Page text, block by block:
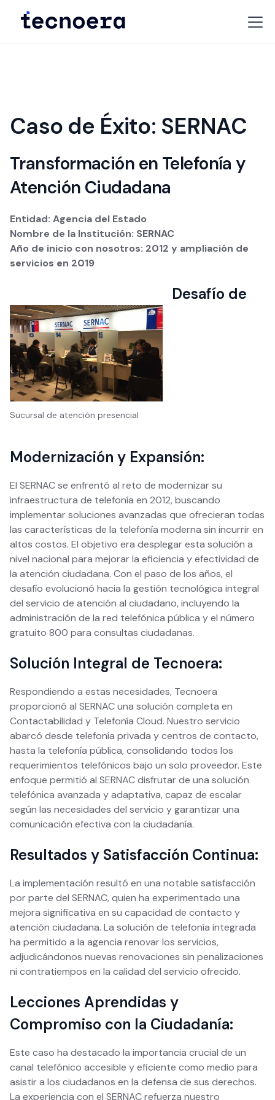
Caso de Éxito: SERNAC
Transformación en Telefonía y
Atención Ciudadana
Entidad: Agencia del Estado
Nombre de la Institución: SERNAC
Año de inicio con nosotros: 2012 y ampliación de
servicios en 2019
Sucursal de atención presencial
Desafío de
Modernización y Expansión:
El SERNAC se enfrentó al reto de modernizar su
infraestructura de telefonía en 2012, buscando
implementar soluciones avanzadas que ofrecieran todas
las características de la telefonía moderna sin incurrir en
altos costos. El objetivo era desplegar esta solución a
nivel nacional para mejorar la eficiencia y efectividad de
la atención ciudadana. Con el paso de los años, el
desafío evolucionó hacia la gestión tecnológica integral
del servicio de atención al ciudadano, incluyendo la
administración de la red telefónica pública y el número
gratuito 800 para consultas ciudadanas.
Solución Integral de Tecnoera:
Respondiendo a estas necesidades, Tecnoera
proporcionó al SERNAC una solución completa en
Contactabilidad y Telefonía Cloud. Nuestro servicio
abarcó desde telefonía privada y centros de contacto,
hasta la telefonía pública, consolidando todos los
requerimientos telefónicos bajo un solo proveedor. Este
enfoque permitió al SERNAC disfrutar de una solución
telefónica avanzada y adaptativa, capaz de escalar
según las necesidades del servicio y garantizar una
comunicación efectiva con la ciudadanía.
Resultados y Satisfacción Continua:
La implementación resultó en una notable satisfacción
por parte del SERNAC, quien ha experimentado una
mejora significativa en su capacidad de contacto y
atención ciudadana. La solución de telefonía integrada
ha permitido a la agencia renovar los servicios,
adjudicándonos nuevas renovaciones sin penalizaciones
ni contratiempos en la calidad del servicio ofrecido.
Lecciones Aprendidas y
Compromiso con la Ciudadanía:
Este caso ha destacado la importancia crucial de un
canal telefónico accesible y eficiente como medio para
asistir a los ciudadanos en la defensa de sus derechos.
La experiencia con el SERNAC refuerza nuestro